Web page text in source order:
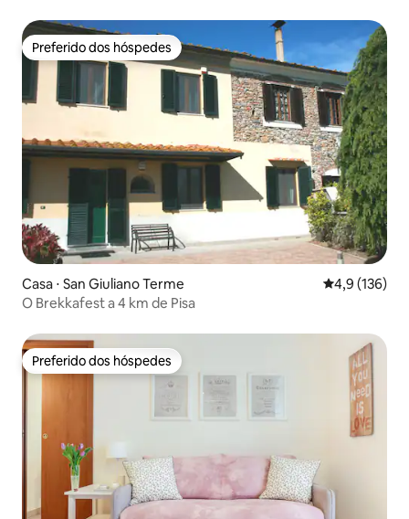
Preferido dos hóspedes
Preferido dos hóspedes
Casa ⋅ San Giuliano Terme 4,9 de uma
4,9 (136)
O Brekkafest a 4 km de Pisa
Preferido dos hóspedes
Preferido dos hóspedes